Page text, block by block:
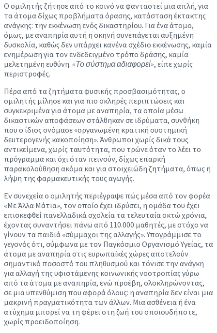
Ο ομιλητής ζήτησε από το κοινό να φανταστεί μια απλή, για
τα άτομα δίχως προβλήματα όρασης, κατάσταση έκτακτης
ανάγκης: την εκκένωση ενός δικαστηρίου. Για ένα άτομο,
όμως, με αναπηρία αυτή η σκηνή συνεπάγεται αυξημένη
δυσκολία, καθώς δεν υπάρχει κανένα σχέδιο εκκένωσης, καμία
ενημέρωση για τον ενδεδειγμένο τρόπο δράσης, καμία
μελετημένη ευθύνη. «Το σύστημα αδιαφορεί», είπε χωρίς
περιστροφές.
Πέρα από τα ζητήματα φυσικής προσβασιμότητας, ο
ομιλητής μίλησε και για πιο σκληρές περιπτώσεις και
συγκεκριμένα για άτομα με αναπηρία, τα οποία μέσω
δικαστικών αποφάσεων στάλθηκαν σε ιδρύματα, συνθήκη
που ο ίδιος ονόμασε «οργανωμένη κρατική συστημική
δευτερογενής κακοποίηση». Άνθρωποι χωρίς δικά τους
αντικείμενα, χωρίς ταυτότητα, που τρώνε όταν το λέει το
πρόγραμμα και όχι όταν πεινούν, δίχως επαρκή
παρακολούθηση ακόμα και για στοιχειώδη ζητήματα, όπως η
λήψη της φαρμακευτικής τους αγωγής.
Εν συνεχεία ο ομιλητής περιέγραψε πώς μέσα από τον φορέα
«Με Άλλα Μάτια», τον οποίο έχει ιδρύσει, η ομάδα του έχει
επισκεφθεί πανελλαδικά σχολεία τα τελευταία οκτώ χρόνια,
έχοντας συναντήσει πάνω από 110.000 μαθητές, με στόχο να
γίνουν τα παιδιά «σύμμαχοι της αλλαγής». Υπογράμμισε το
γεγονός ότι, σύμφωνα με τον Παγκόσμιο Οργανισμό Υγείας, τα
άτομα με αναπηρία στις ευρωπαϊκές χώρες αποτελούν
σημαντικό ποσοστό του πληθυσμού και τόνισε την ανάγκη
για αλλαγή της υφιστάμενης κοινωνικής νοοτροπίας γύρω
από τα άτομα με αναπηρία, ενώ προέβη, ολοκληρώνοντας,
σε μια υπενθύμιση που αφορά όλους: η αναπηρία δεν είναι μια
μακρινή πραγματικότητα των άλλων. Μια ασθένεια ή ένα
ατύχημα μπορεί να τη φέρει στη ζωή του οποιουδήποτε,
χωρίς προειδοποίηση.